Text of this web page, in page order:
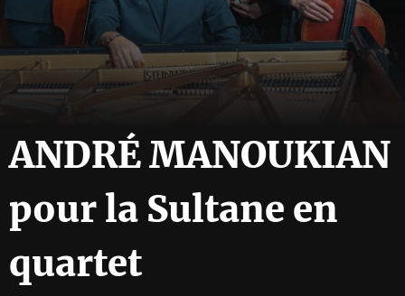
ANDRÉ MANOUKIAN
pour la Sultane en
quartet